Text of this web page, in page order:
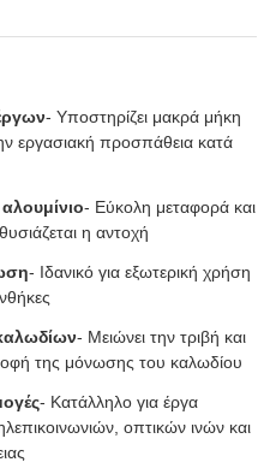
- Υποστηρίζει μακρά μήκη
εργασιακή προσπάθεια κατά
- Εύκολη μεταφορά και
η αντοχή
- Ιδανικό για εξωτερική χρήση
- Μειώνει την τριβή και
της μόνωσης του καλωδίου
- Κατάλληλο για έργα
οπτικών ινών και